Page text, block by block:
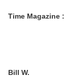
Time Magazine
Bill W.